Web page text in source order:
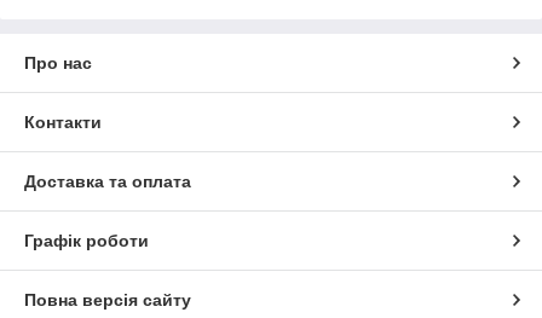
Про нас
Контакти
Доставка та оплата
Графік роботи
Повна версія сайту